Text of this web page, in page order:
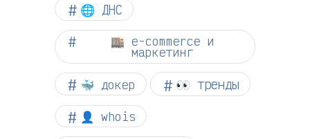
🌐 ДНС
🏬 e-commerce и
маркетинг
🐳 докер 👀 тренды
👤 whois